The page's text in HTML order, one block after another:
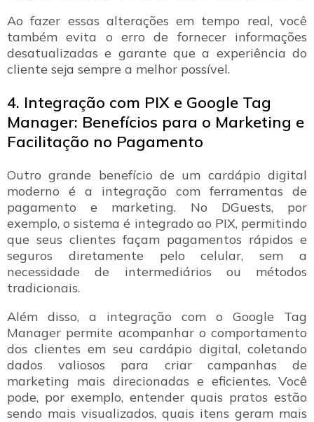
Ao fazer essas alterações em tempo real, você
também evita o erro de fornecer informações
desatualizadas e garante que a experiência do
cliente seja sempre a melhor possível.
4. Integração com PIX e Google Tag
Manager: Benefícios para o Marketing e
Facilitação no Pagamento
Outro grande benefício de um cardápio digital
moderno é a integração com ferramentas de
pagamento e marketing. No DGuests, por
exemplo, o sistema é integrado ao PIX, permitindo
que seus clientes façam pagamentos rápidos e
seguros diretamente pelo celular, sem a
necessidade de intermediários ou métodos
tradicionais.
Além disso, a integração com o Google Tag
Manager permite acompanhar o comportamento
dos clientes em seu cardápio digital, coletando
dados valiosos para criar campanhas de
marketing mais direcionadas e eficientes. Você
pode, por exemplo, entender quais pratos estão
sendo mais visualizados, quais itens geram mais